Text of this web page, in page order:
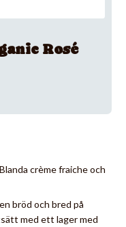
Rosé
crème fraiche och
bröd och bred på
med ett lager med